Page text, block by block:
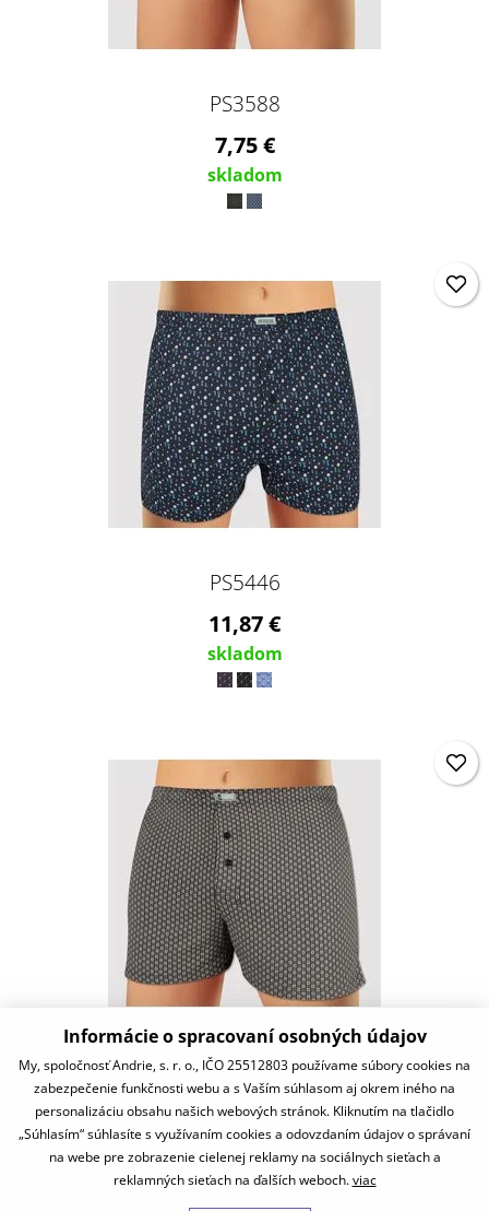
PS3588
7,75 €
skladom
PS5446
11,87 €
skladom
PS5964
11,87 €
skladom
Informácie o spracovaní osobných údajov
My, spoločnosť Andrie, s. r. o., IČO 25512803 používame súbory cookies na
zabezpečenie funkčnosti webu a s Vaším súhlasom aj okrem iného na
personalizáciu obsahu našich webových stránok. Kliknutím na tlačidlo
„Súhlasím“ súhlasíte s využívaním cookies a odovzdaním údajov o správaní
na webe pre zobrazenie cielenej reklamy na sociálnych sieťach a
reklamných sieťach na ďalších weboch.viac